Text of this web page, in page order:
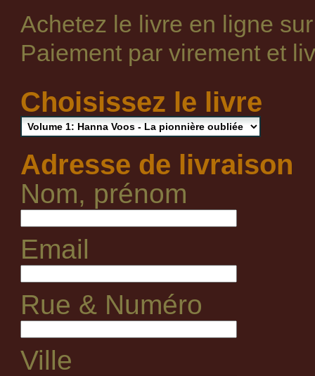
Achetez le livre en ligne
Paiement par virement et
Choisissez le livre
Adresse de livraison
Nom, prénom
Email
Rue & Numéro
Ville